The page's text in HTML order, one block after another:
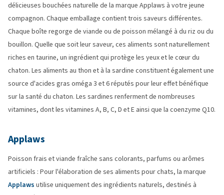
délicieuses bouchées naturelle de la marque Applaws à votre jeune
compagnon. Chaque emballage contient trois saveurs différentes.
Chaque boîte regorge de viande ou de poisson mélangé à du riz ou du
bouillon. Quelle que soit leur saveur, ces aliments sont naturellement
riches en taurine, un ingrédient qui protège les yeux et le cœur du
chaton. Les aliments au thon et à la sardine constituent également une
source d'acides gras oméga 3 et 6 réputés pour leur effet bénéfique
sur la santé du chaton. Les sardines renferment de nombreuses
vitamines, dont les vitamines A, B, C, D et E ainsi que la coenzyme Q10.
Applaws
Poisson frais et viande fraîche sans colorants, parfums ou arômes
artificiels : Pour l'élaboration de ses aliments pour chats, la marque
Applaws utilise uniquement des ingrédients naturels, destinés à